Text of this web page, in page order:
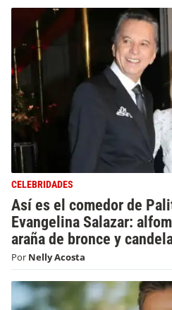
CELEBRIDADES
Así es el comedor de
Evangelina Salazar:
araña de bronce y
Por Nelly Acosta